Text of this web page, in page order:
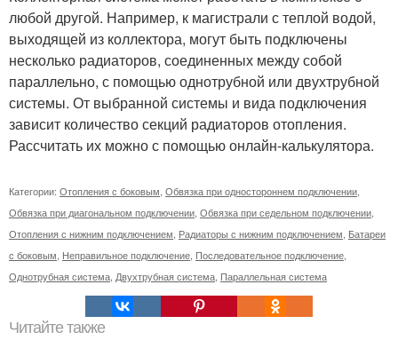
любой другой. Например, к магистрали с теплой водой,
выходящей из коллектора, могут быть подключены
несколько радиаторов, соединенных между собой
параллельно, с помощью однотрубной или двухтрубной
системы. От выбранной системы и вида подключения
зависит количество секций радиаторов отопления.
Рассчитать их можно с помощью онлайн-калькулятора.
Категории: Отопления с боковым Обвязка при одностороннем подключении
Обвязка при диагональном подключении Обвязка при седельном подключении
Отопления с нижним подключением Радиаторы с нижним подключением Батареи
с боковым Неправильное подключение Последовательное подключение
Однотрубная система Двухтрубная система Параллельная система
Читайте также